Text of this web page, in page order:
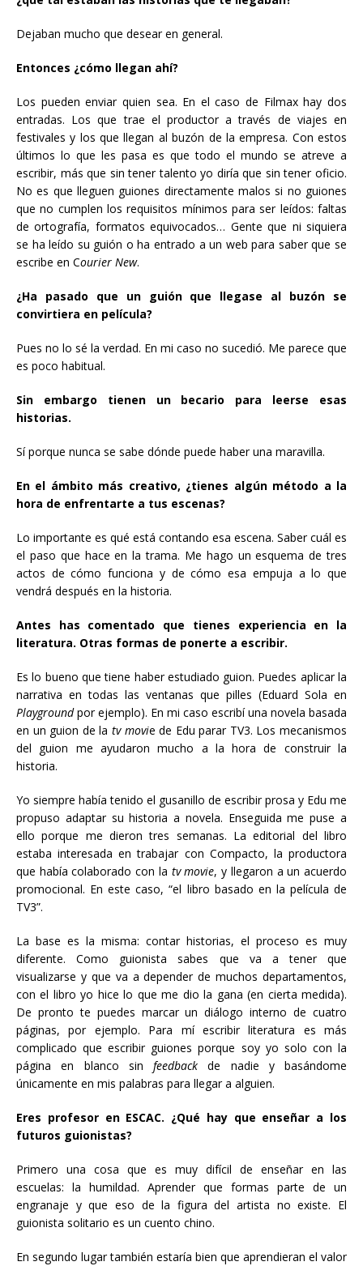
Dejaban mucho que desear en general.
Entonces ¿cómo llegan ahí?
Los pueden enviar quien sea. En el caso de Filmax hay dos
entradas. Los que trae el productor a través de viajes en
festivales y los que llegan al buzón de la empresa. Con estos
últimos lo que les pasa es que todo el mundo se atreve a
escribir, más que sin tener talento yo diría que sin tener oficio.
No es que lleguen guiones directamente malos si no guiones
que no cumplen los requisitos mínimos para ser leídos: faltas
de ortografía, formatos equivocados… Gente que ni siquiera
se ha leído su guión o ha entrado a un web para saber que se
escribe en Courier New.
¿Ha pasado que un guión que llegase al buzón se
convirtiera en película?
Pues no lo sé la verdad. En mi caso no sucedió. Me parece que
es poco habitual.
Sin embargo tienen un becario para leerse esas
historias.
Sí porque nunca se sabe dónde puede haber una maravilla.
En el ámbito más creativo, ¿tienes algún método a la
hora de enfrentarte a tus escenas?
Lo importante es qué está contando esa escena. Saber cuál es
el paso que hace en la trama. Me hago un esquema de tres
actos de cómo funciona y de cómo esa empuja a lo que
vendrá después en la historia.
Antes has comentado que tienes experiencia en la
literatura. Otras formas de ponerte a escribir.
Es lo bueno que tiene haber estudiado guion. Puedes aplicar la
narrativa en todas las ventanas que pilles (Eduard Sola en
Playgroundpor ejemplo). En mi caso escribí una novela basada
en un guion de la tv movie de Edu parar TV3. Los mecanismos
del guion me ayudaron mucho a la hora de construir la
historia.
Yo siempre había tenido el gusanillo de escribir prosa y Edu me
propuso adaptar su historia a novela. Enseguida me puse a
ello porque me dieron tres semanas. La editorial del libro
estaba interesada en trabajar con Compacto, la productora
que había colaborado con la tv movie, y llegaron a un acuerdo
promocional. En este caso, “el libro basado en la película de
TV3”.
La base es la misma: contar historias, el proceso es muy
diferente. Como guionista sabes que va a tener que
visualizarse y que va a depender de muchos departamentos,
con el libro yo hice lo que me dio la gana (en cierta medida).
De pronto te puedes marcar un diálogo interno de cuatro
páginas, por ejemplo. Para mí escribir literatura es más
complicado que escribir guiones porque soy yo solo con la
página en blanco sin feedback de nadie y basándome
únicamente en mis palabras para llegar a alguien.
Eres profesor en ESCAC. ¿Qué hay que enseñar a los
futuros guionistas?
Primero una cosa que es muy difícil de enseñar en las
escuelas: la humildad. Aprender que formas parte de un
engranaje y que eso de la figura del artista no existe. El
guionista solitario es un cuento chino.
En segundo lugar también estaría bien que aprendieran el valor